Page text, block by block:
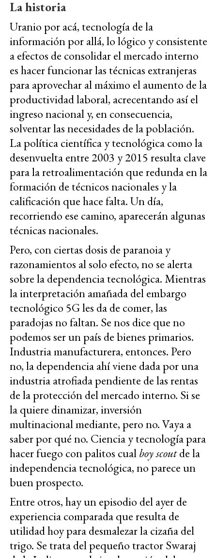
La historia
Uranio por acá, tecnología de la
información por allá, lo lógico y consistente
a efectos de consolidar el mercado interno
es hacer funcionar las técnicas extranjeras
para aprovechar al máximo el aumento de la
productividad laboral, acrecentando así el
ingreso nacional y, en consecuencia,
solventar las necesidades de la población.
La política científica y tecnológica como la
desenvuelta entre 2003 y 2015 resulta clave
para la retroalimentación que redunda en la
formación de técnicos nacionales y la
calificación que hace falta. Un día,
recorriendo ese camino, aparecerán algunas
técnicas nacionales.
Pero, con ciertas dosis de paranoia y
razonamientos al solo efecto, no se alerta
sobre la dependencia tecnológica. Mientras
la interpretación amañada del embargo
tecnológico 5G les da de comer, las
paradojas no faltan. Se nos dice que no
podemos ser un país de bienes primarios.
Industria manufacturera, entonces. Pero
no, la dependencia ahí viene dada por una
industria atrofiada pendiente de las rentas
de la protección del mercado interno. Si se
la quiere dinamizar, inversión
multinacional mediante, pero no. Vaya a
saber por qué no. Ciencia y tecnología para
hacer fuego con palitos cualboy scoutde la
independencia tecnológica, no parece un
buen prospecto.
Entre otros, hay un episodio del ayer de
experiencia comparada que resulta de
utilidad hoy para desmalezar la cizaña del
trigo. Se trata del pequeño tractor Swaraj